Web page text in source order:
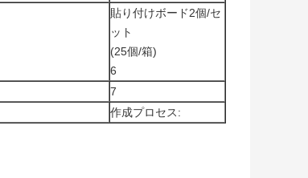
貼り付けボード2個/セ
ット
(25個/箱)
6
7
作成プロセス: